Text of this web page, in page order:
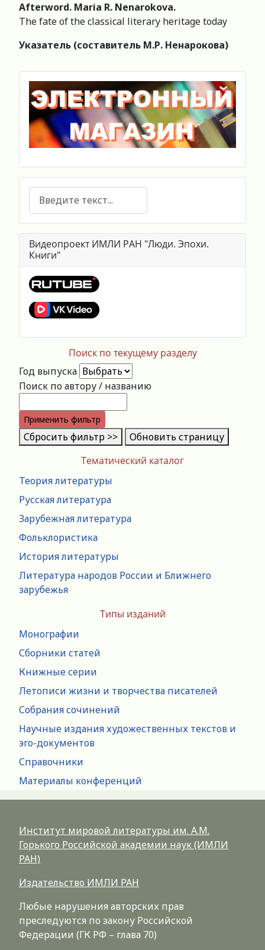
Тематический каталог
Теория литературы
Русская литература
Зарубежная литература
Фольклористика
История литературы
Литература народов России и Ближнего
зарубежья
Типы изданий
Монографии
Сборники статей
Книжные серии
Летописи жизни и творчества писателей
Собрания сочинений
Научные издания художественных текстов и
эго-документов
Справочники
Материалы конференций
Afterword. Maria R. Nenarokova.
The fate of the classical literary heritage today
Указатель (составитель М.Р. Ненарокова)
Поиск
Видеопроект ИМЛИ РАН "Люди. Эпохи.
Книги"
Поиск по текущему разделу
Год выпуска
Поиск по автору / названию
Применить фильтр
Сбросить фильтр >> Обновить страницу
Институт мировой литературы им. А.М.
Горького Российской академии наук (ИМЛИ
РАН)
Издательство ИМЛИ РАН
Любые нарушения авторских прав
преследуются по закону Российской
Федерации (ГК РФ – глава 70)